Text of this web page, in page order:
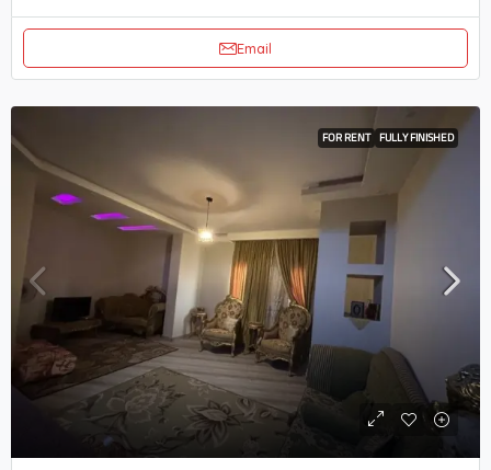
Email
FOR RENT FULLY FINISHED